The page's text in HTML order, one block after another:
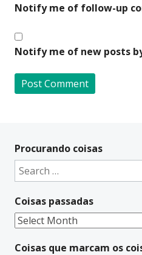
Notify me of follow-up
Notify me of new posts
t
e
a
t
i
v
Procurando coisas
Search
for:
Coisas passadas
Coisas
Coisas que marcam os